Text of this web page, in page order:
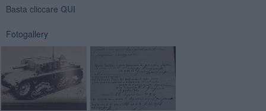
Basta cliccare QUI
Fotogallery